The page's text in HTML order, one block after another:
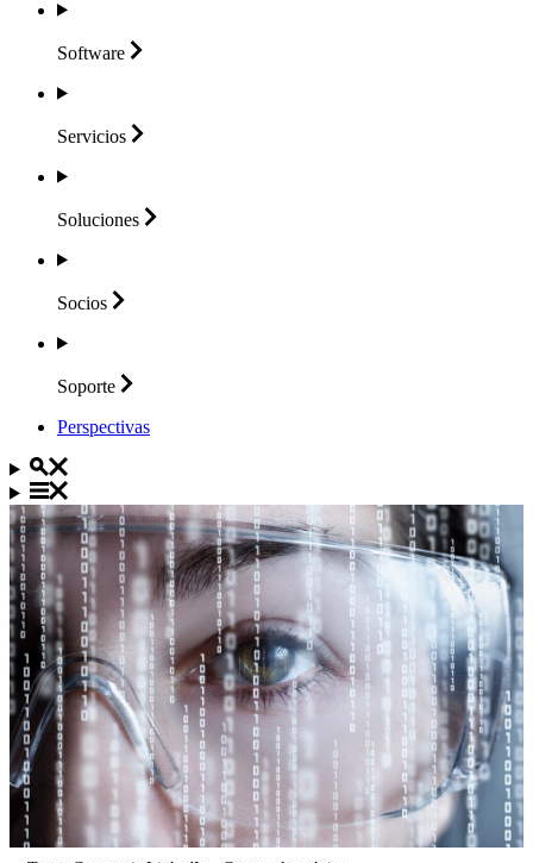
Software
Servicios
Soluciones
Socios
Soporte
Perspectivas